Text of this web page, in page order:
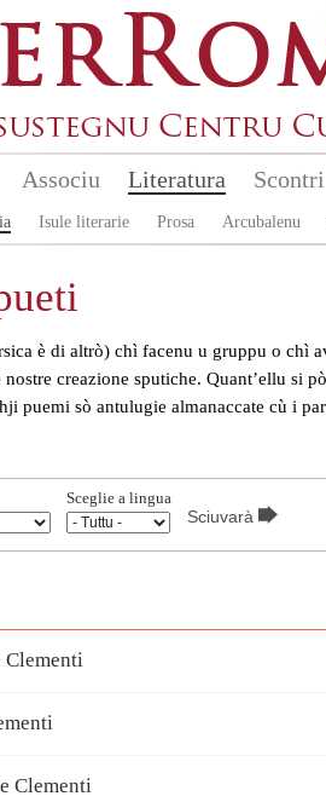
Associu Literatura
Isule literarie Prosa Arcubalenu
Scontri
è di altrò) chì facenu u gruppu o chì
creazione sputiche. Quant’ellu si
puemi sò antulugie almanaccate cù i
Sceglie a lingua
Clementi
Clementi